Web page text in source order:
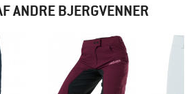
ANDRE BJERGVENNER